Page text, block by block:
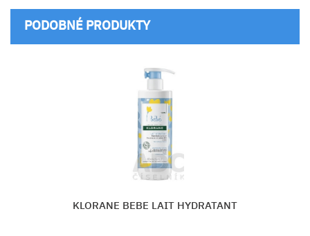
PODOBNÉ PRODUKTY
KLORANE BEBE LAIT HYDRATANT